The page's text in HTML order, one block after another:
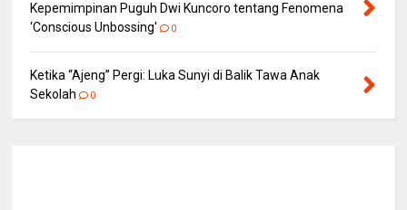
Kepemimpinan Puguh Dwi Kuncoro tentang Fenomena
‘Conscious Unbossing'
0
Ketika “Ajeng” Pergi: Luka Sunyi di Balik Tawa Anak
Sekolah
0